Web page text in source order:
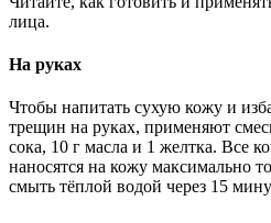
лица.
На руках
Чтобы напитать сухую кожу и
трещин на руках, применяют
сока, 10 г масла и 1 желтка. Все
наносятся на кожу максимально
смыть тёплой водой через 15